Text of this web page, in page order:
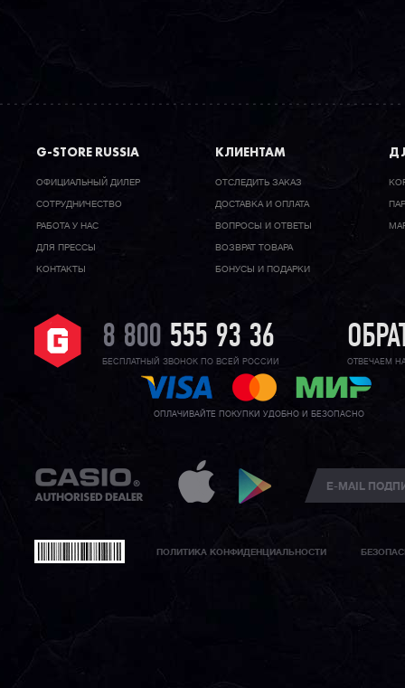
G-STORE RUSSIA
ОФИЦИАЛЬНЫЙ ДИЛЕР
CОТРУДНИЧЕСТВО
РАБОТА У НАС
ДЛЯ ПРЕССЫ
КОНТАКТЫ
КЛИЕНТАМ
ОТСЛЕДИТЬ ЗАКАЗ
ДОСТАВКА И ОПЛАТА
ВОПРОСЫ И ОТВЕТЫ
ВОЗВРАТ ТОВАРА
БОНУСЫ И ПОДАРКИ
8 800 555 93 36
БЕСПЛАТНЫЙ ЗВОНОК ПО ВСЕЙ РОССИИ ОТВЕЧАЕМ
ОПЛАЧИВАЙТЕ ПОКУПКИ УДОБНО И БЕЗОПАСНО
ПОЛИТИКА КОНФИДЕНЦИАЛЬНОСТИ